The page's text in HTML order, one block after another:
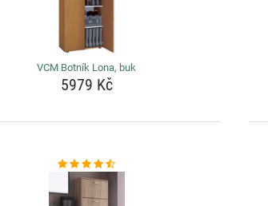
VCM Botník Lona, buk
5979 Kč